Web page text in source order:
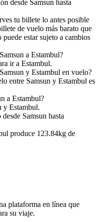
desde Samsun hasta
tu billete lo antes posible
de vuelo más barato que
estar sujeto a cambios
a Estambul?
ir a Estambul.
y Estambul en vuelo?
entre Samsun y Estambul es
a Estambul?
y Estambul.
Samsun hasta
produce 123.84kg de
plataforma en línea que
su viaje.